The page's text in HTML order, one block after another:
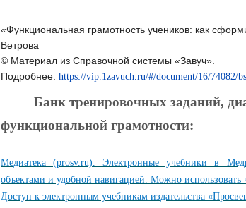
«Функциональная грамотность учеников: как
Ветрова
© Материал из Справочной системы «Завуч».
Подробнее: https://vip.1zavuch.ru/#/document/16/74082/
Банк тренировочных заданий,
функциональной грамотности:
Медиатека (prosv.ru). Электронные учебники в
объектами и удобной навигацией. Можно использовать
Доступ к электронным учебникам издательства